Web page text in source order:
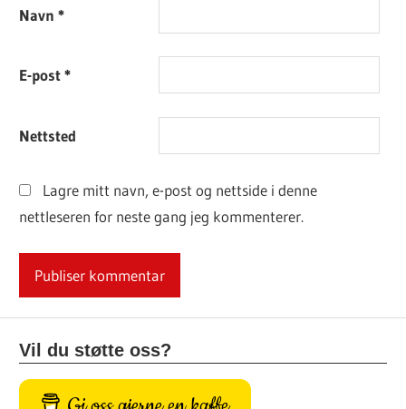
Navn*
E-post*
Nettsted
Lagre mitt navn, e-post og nettside i denne
nettleseren for neste gang jeg kommenterer.
Vil du støtte oss?